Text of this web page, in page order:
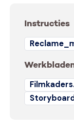
Instructies